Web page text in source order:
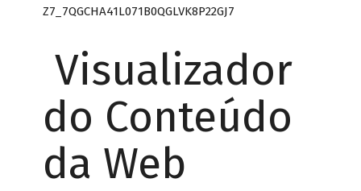
Z7_7QGCHA41L071B0QGLVK8P22GJ7
Visualizador
do Conteúdo
da Web